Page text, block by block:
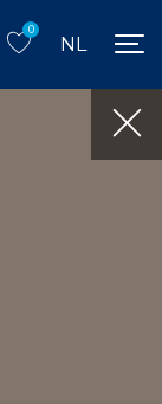
0
NL